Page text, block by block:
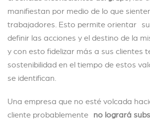
manifiestan por medio de lo que
trabajadores. Esto permite orientar
definir las acciones y el destino de la
y con esto fidelizar más a sus clientes
sostenibilidad en el tiempo de estos
se identifican.
Una empresa que no esté volcada
cliente probablemente no logrará